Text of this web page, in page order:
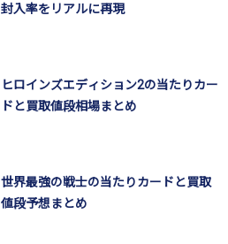
封入率をリアルに再現
ヒロインズエディション2の当たりカー
ドと買取値段相場まとめ
世界最強の戦士の当たりカードと買取
値段予想まとめ